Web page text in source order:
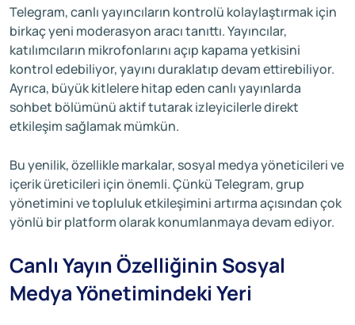
Telegram, canlı yayıncıların kontrolü kolaylaştırmak için
birkaç yeni moderasyon aracı tanıttı. Yayıncılar,
katılımcıların mikrofonlarını açıp kapama yetkisini
kontrol edebiliyor, yayını duraklatıp devam ettirebiliyor.
Ayrıca, büyük kitlelere hitap eden canlı yayınlarda
sohbet bölümünü aktif tutarak izleyicilerle direkt
etkileşim sağlamak mümkün.
Bu yenilik, özellikle markalar, sosyal medya yöneticileri ve
içerik üreticileri için önemli. Çünkü Telegram, grup
yönetimini ve topluluk etkileşimini artırma açısından çok
yönlü bir platform olarak konumlanmaya devam ediyor.
Canlı Yayın Özelliğinin Sosyal
Medya Yönetimindeki Yeri